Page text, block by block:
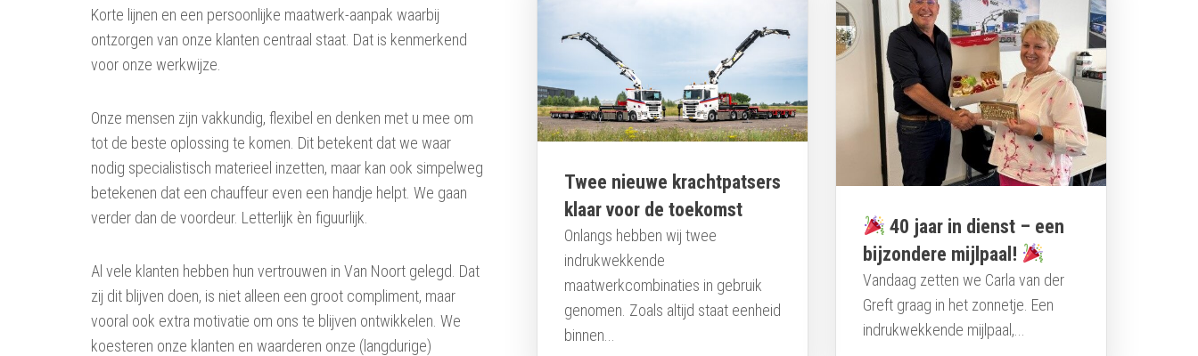
Korte lijnen en een persoonlijke maatwerk-aanpak waarbij
ontzorgen van onze klanten centraal staat. Dat is kenmerkend
voor onze werkwijze.
Onze mensen zijn vakkundig, flexibel en denken met u mee om
tot de beste oplossing te komen. Dit betekent dat we waar
nodig specialistisch materieel inzetten, maar kan ook simpelweg
betekenen dat een chauffeur even een handje helpt. We gaan
verder dan de voordeur. Letterlijk èn figuurlijk.
Al vele klanten hebben hun vertrouwen in Van Noort gelegd. Dat
zij dit blijven doen, is niet alleen een groot compliment, maar
vooral ook extra motivatie om ons te blijven ontwikkelen. We
koesteren onze klanten en waarderen onze (langdurige)
Twee nieuwe krachtpatsers
klaar voor de toekomst
Onlangs hebben wij twee
indrukwekkende
maatwerkcombinaties in gebruik
genomen. Zoals altijd staat eenheid
binnen...
40 jaar in dienst – een
bijzondere mijlpaal!
Vandaag zetten we Carla van der
Greft graag in het zonnetje. Een
indrukwekkende mijlpaal,...